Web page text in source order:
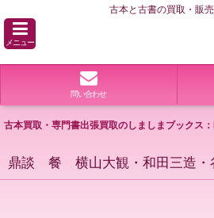
古本と古書の買取・販
メニュー
問い合わせ
古本買取・専門書出張買取のしましまブックス
鼎談 餐 横山大観・和田三造